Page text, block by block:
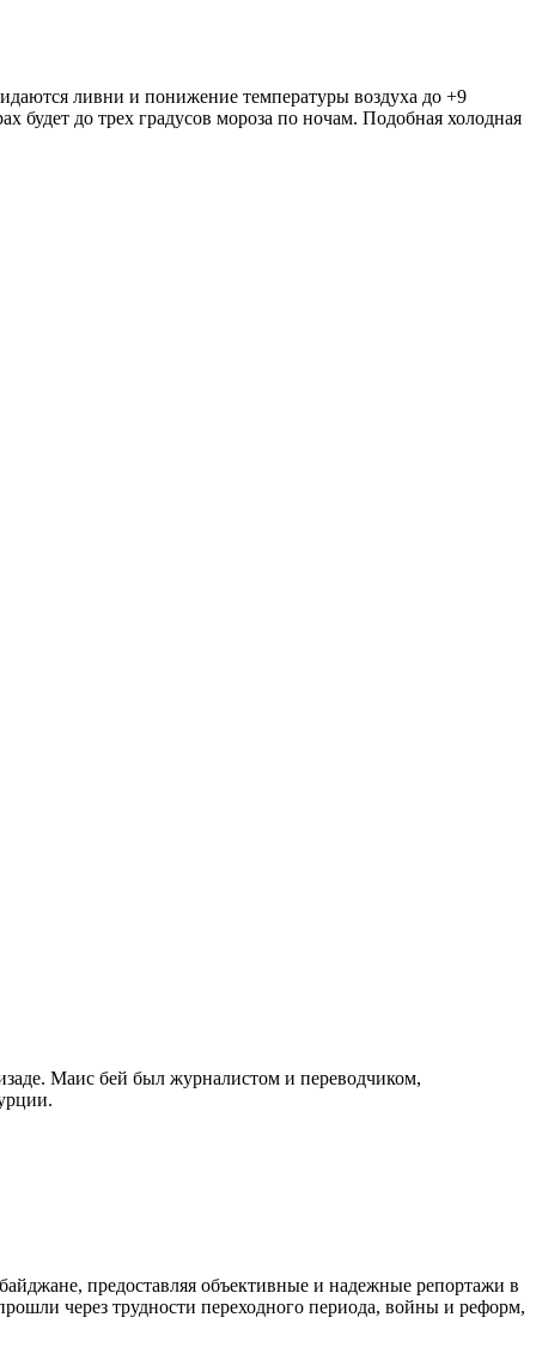
ливни и понижение температуры воздуха до +9
будет до трех градусов мороза по ночам. Подобная холодная
Маис бей был журналистом и переводчиком,
предоставляя объективные и надежные репортажи в
через трудности переходного периода, войны и реформ,